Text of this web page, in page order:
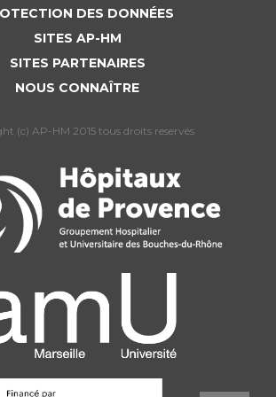
DES DONNÉES
SITES AP-HM
SITES PARTENAIRES
NOUS CONNAÎTRE
(c) AP-HM 2015 tous droits reservés